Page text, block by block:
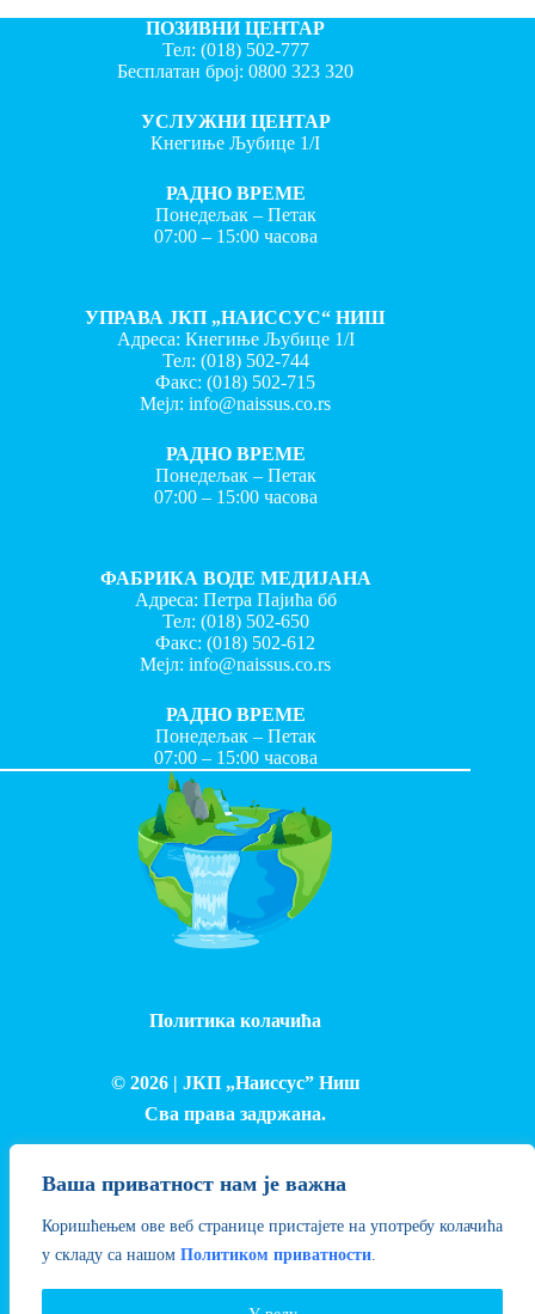
Ваша приватност нам је важна
Коришћењем ове веб странице пристајете на употребу колачића
у складу са нашом Политиком приватности.
ПОЗИВНИ ЦЕНТАР
Тел: (018) 502-777
Бесплатан број:0800 323 320
УСЛУЖНИ ЦЕНТАР
Кнегиње Љубице 1/I
РАДНО ВРЕМЕ
Понедељак – Петак
07:00 – 15:00 часова
УПРАВА ЈКП „НАИССУС“ НИШ
Адреса: Кнегиње Љубице 1/I
Тел: (018) 502-744
Факс:(018) 502-715
Мејл:info@naissus.co.rs
РАДНО ВРЕМЕ
Понедељак – Петак
07:00 – 15:00 часова
ФАБРИКА ВОДЕ МЕДИЈАНА
Адреса: Петра Пајића бб
Тел: (018) 502-650
Факс:(018) 502-612
Мејл:info@naissus.co.rs
РАДНО ВРЕМЕ
Понедељак – Петак
07:00 – 15:00 часова
Политика колачића
© 2026 | ЈКП „Наиссус” Ниш
Сва права задржана.
Израда и одржавање сајта - Лука Петровић